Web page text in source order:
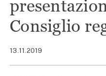
Consiglio
13.11.2019